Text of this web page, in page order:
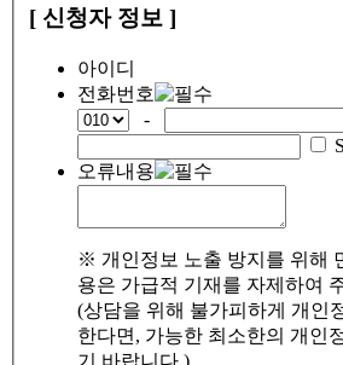
[ 신청자 정보 ]
아이디
전화번호
-
오류내용
※ 개인정보 노출 방지를 위해
용은 가급적 기재를 자제하여
(상담을 위해 불가피하게 개인
한다면, 가능한 최소한의 개인
기 바랍니다.)